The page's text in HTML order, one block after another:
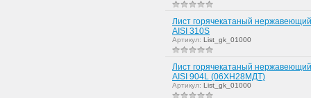
Лист горячекатаный
AISI 310S
Артикул: List_gk_01000
Лист горячекатаный
AISI 904L (06ХН28МДТ)
Артикул: List_gk_01000